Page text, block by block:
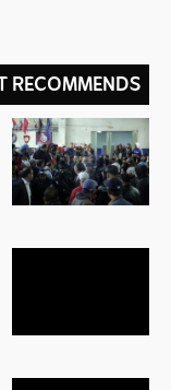
RECOMMENDS